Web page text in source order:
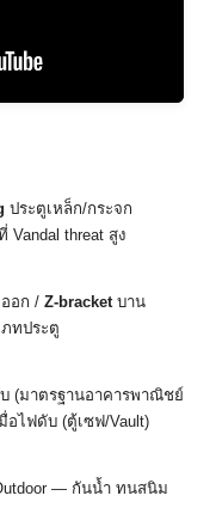
ประตูเหล็ก/กระจก
threat สูง
อก / Z-bracketบาน
ทประตู
(มาตรฐานอาคารพาณิชย์
อไฟดับ (ตู้เซฟ/Vault)
— กันน้ำ ทนสนิม